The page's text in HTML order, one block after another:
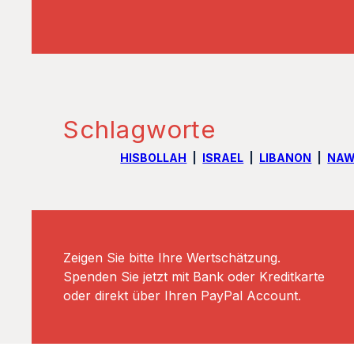
Schlagworte
HISBOLLAH ISRAEL LIBANON
Zeigen Sie bitte Ihre Wertschätzung.
Spenden Sie jetzt mit Bank oder Kreditkarte
oder direkt über Ihren PayPal Account.